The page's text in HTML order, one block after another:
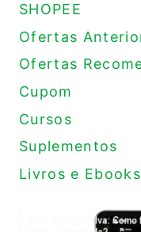
SHOPEE
Ofertas
Ofertas
Cupom
Cursos
Suplementos
Livros e Ebooks